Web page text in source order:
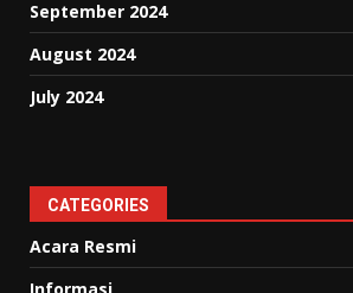
September 2024
August 2024
July 2024
CATEGORIES
Acara Resmi